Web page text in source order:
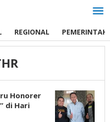
REGIONAL
Honorer
di Hari